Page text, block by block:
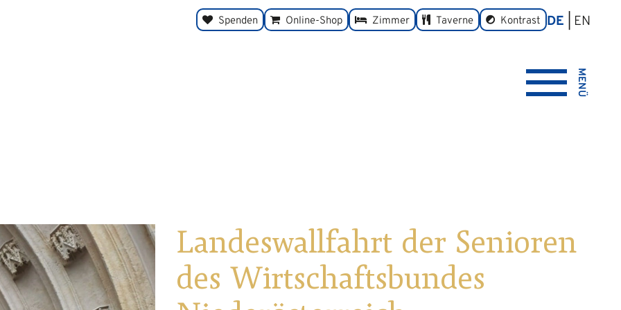
Spenden Online-Shop Zimmer Taverne Kontrast umschalten
DE EN
MENÜ
Landeswallfahrt der Senioren
des Wirtschaftsbundes